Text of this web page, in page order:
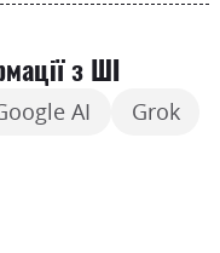
з ШІ
AI Grok